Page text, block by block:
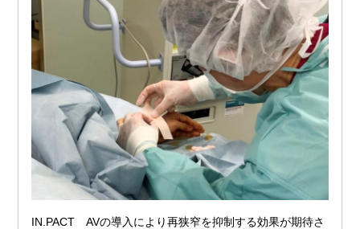
IN.PACT AVの導入により再狭窄を抑制する効果が期待さ